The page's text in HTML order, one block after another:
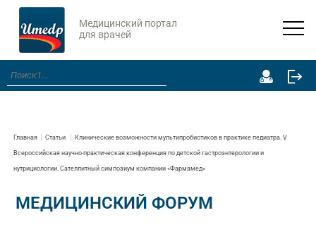
Медицинский портал
для врачей
Главная Статьи Клинические возможности мультипробиотиков в практике педиатра. V
Всероссийская научно-практическая конференция по детской гастроэнтерологии и
нутрициологии. Сателлитный симпозиум компании «Фармамед»
МЕДИЦИНСКИЙ ФОРУМ